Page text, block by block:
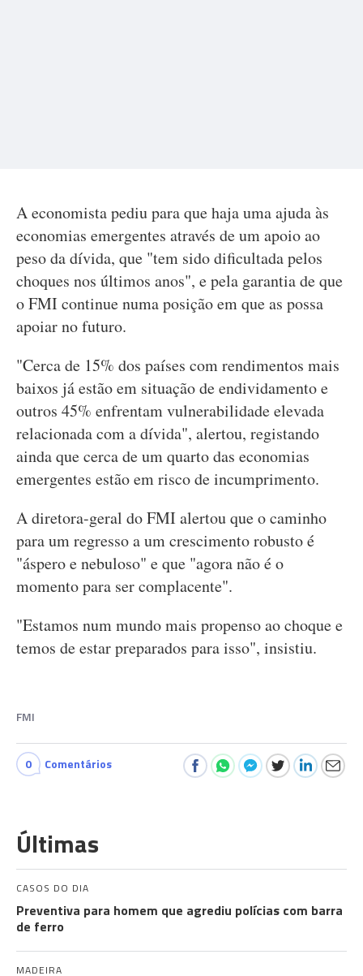
A economista pediu para que haja uma ajuda às
economias emergentes através de um apoio ao
peso da dívida, que "tem sido dificultada pelos
choques nos últimos anos", e pela garantia de que
o FMI continue numa posição em que as possa
apoiar no futuro.
"Cerca de 15% dos países com rendimentos mais
baixos já estão em situação de endividamento e
outros 45% enfrentam vulnerabilidade elevada
relacionada com a dívida", alertou, registando
ainda que cerca de um quarto das economias
emergentes estão em risco de incumprimento.
A diretora-geral do FMI alertou que o caminho
para um regresso a um crescimento robusto é
"áspero e nebuloso" e que "agora não é o
momento para ser complacente".
"Estamos num mundo mais propenso ao choque e
temos de estar preparados para isso", insistiu.
FMI
0 Comentários
Últimas
CASOS DO DIA
Preventiva para homem que agrediu polícias com barra
de ferro
MADEIRA